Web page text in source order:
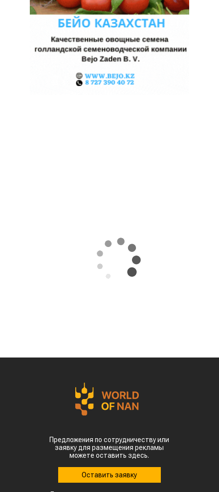
Предложения по сотрудничеству или
заявку для размещения рекламы
можете оставить здесь.
Оставить заявку